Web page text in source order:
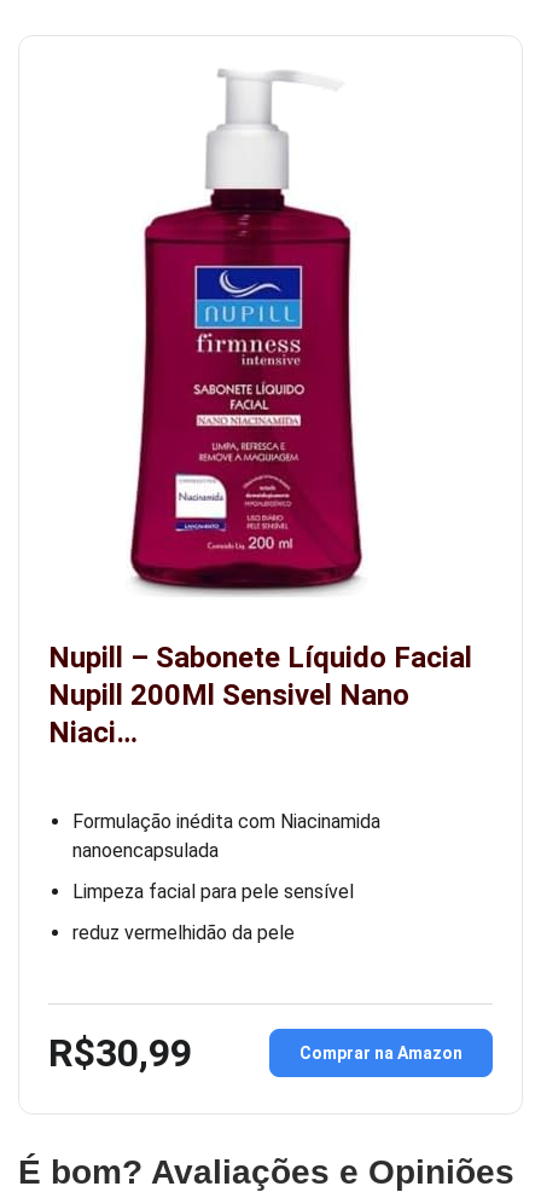
Nupill – Sabonete Líquido Facial
Nupill 200Ml Sensivel Nano
Niaci…
Formulação inédita com Niacinamida
nanoencapsulada
Limpeza facial para pele sensível
reduz vermelhidão da pele
R$30,99 Comprar na Amazon
É bom? Avaliações e Opiniões